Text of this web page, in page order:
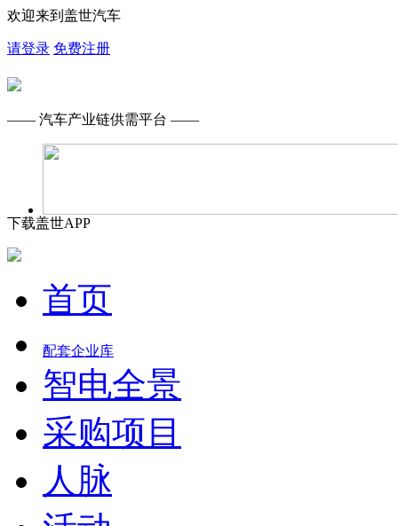
欢迎来到盖世汽车
请登录 免费注册
—— 汽车产业链供需平台 ——
下载盖世APP
首页
配套企业库
智电全景
采购项目
人脉